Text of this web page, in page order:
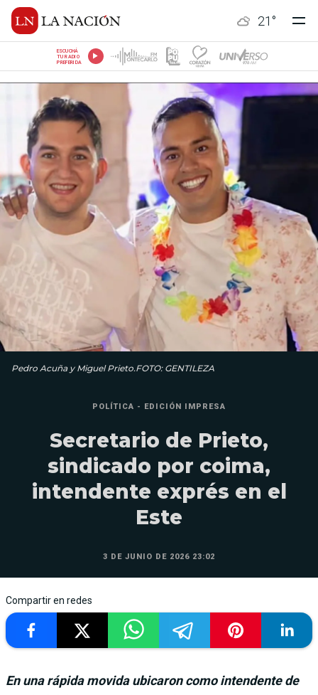
21 °
ESCUCHÁ
TU RADIO
PREFERIDA
Pedro Acuña y Miguel Prieto.FOTO: GENTILEZA
POLÍTICA - EDICIÓN IMPRESA
Secretario de Prieto,
sindicado por coima,
intendente exprés en el
Este
3 DE JUNIO DE 2026 23:02
Compartir en redes
En una rápida movida ubicaron como intendente de